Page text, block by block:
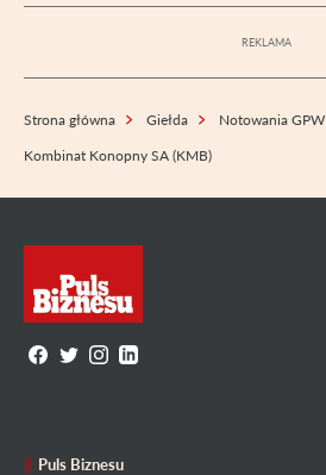
Strona główna Giełda
Notowania GPW
Kombinat Konopny SA (KMB)
Puls Biznesu